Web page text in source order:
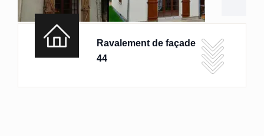
Ravalement de façade
44